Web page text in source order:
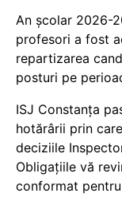
An școlar 2026-
profesori a fost
repartizarea
posturi pe
ISJ Constanța
hotărârii prin
deciziile
Obligațiile vă
conformat